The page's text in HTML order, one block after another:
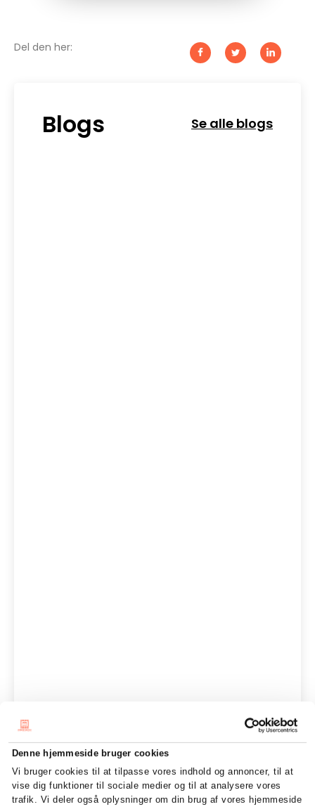
Denne hjemmeside bruger cookies
Vi bruger cookies til at tilpasse vores indhold og annoncer, til at
vise dig funktioner til sociale medier og til at analysere vores
trafik. Vi deler også oplysninger om din brug af vores hjemmeside
Del den her:
Blogs Se alle blogs